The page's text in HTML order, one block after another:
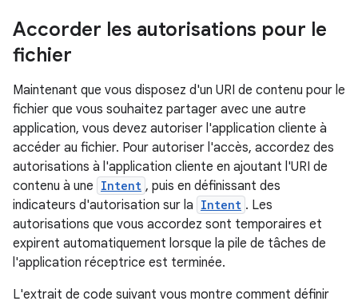
Accorder les autorisations pour le
fichier
Maintenant que vous disposez d'un URI de contenu pour le
fichier que vous souhaitez partager avec une autre
application, vous devez autoriser l'application cliente à
accéder au fichier. Pour autoriser l'accès, accordez des
autorisations à l'application cliente en ajoutant l'URI de
contenu à une Intent , puis en définissant des
indicateurs d'autorisation sur la Intent . Les
autorisations que vous accordez sont temporaires et
expirent automatiquement lorsque la pile de tâches de
l'application réceptrice est terminée.
L'extrait de code suivant vous montre comment définir